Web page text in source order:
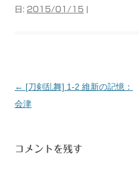
日: 2015/01/15
投
稿
ゲ
← [刀剣乱舞] 1-2 維新の記憶：
会津
コメントを残す